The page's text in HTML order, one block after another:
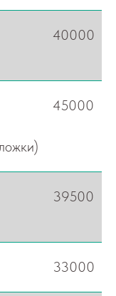
40000
45000
39500
33000